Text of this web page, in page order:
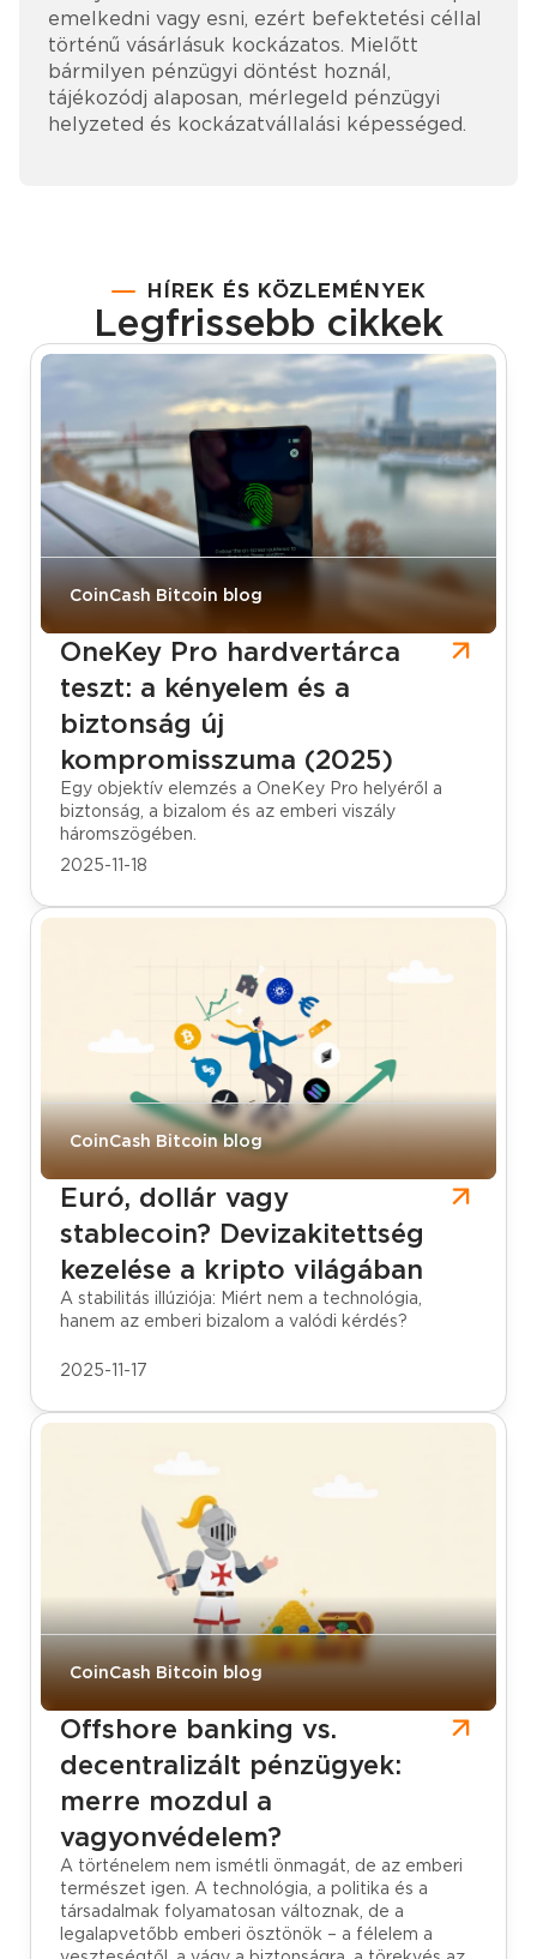
emelkedni vagy esni, ezért befektetési céllal
történű vásárlásuk kockázatos. Mielőtt
bármilyen pénzügyi döntést hoznál,
tájékozódj alaposan, mérlegeld pénzügyi
helyzeted és kockázatvállalási képességed.
HÍREK ÉS KÖZLEMÉNYEK
Legfrissebb cikkek
CoinCash Bitcoin blog
OneKey Pro hardvertárca
teszt: a kényelem és a
biztonság új
kompromisszuma (2025)
Egy objektív elemzés a OneKey Pro helyéről a
biztonság, a bizalom és az emberi viszály
háromszögében.
2025-11-18
CoinCash Bitcoin blog
Euró, dollár vagy
stablecoin? Devizakitettség
kezelése a kripto világában
A stabilitás illúziója: Miért nem a technológia,
hanem az emberi bizalom a valódi kérdés?
2025-11-17
CoinCash Bitcoin blog
Offshore banking vs.
decentralizált pénzügyek:
merre mozdul a
vagyonvédelem?
A történelem nem ismétli önmagát, de az emberi
természet igen. A technológia, a politika és a
társadalmak folyamatosan változnak, de a
legalapvetőbb emberi ösztönök – a félelem a